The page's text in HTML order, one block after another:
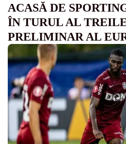
ACASĂ DE
ÎN TURUL AL
PRELIMINAR AL